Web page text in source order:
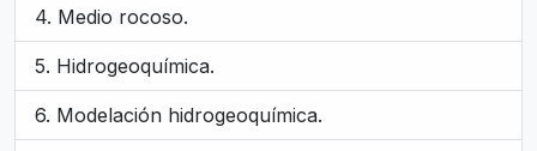
Medio rocoso.
Hidrogeoquímica.
Modelación hidrogeoquímica.